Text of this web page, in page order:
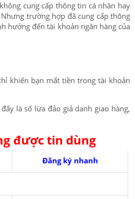
cung cấp thông tin cá nhân hay
trường hợp đã cung cấp thông
hưởng đến tài khoản ngân hàng của
khiến bạn mất tiền trong tài khoản
là số lừa đảo giả danh giao hàng,
được tin dùng
Đăng ký nhanh